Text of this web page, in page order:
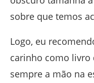
sobre que temos
Logo, eu
carinho como livro
sempre a mão na